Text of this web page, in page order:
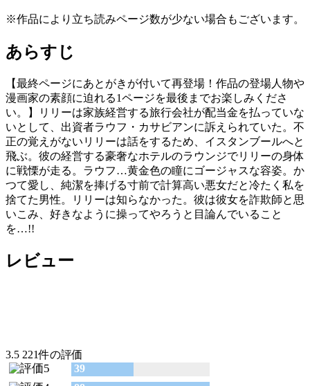
※作品により立ち読みページ数が少ない場合もございます。
あらすじ
【最終ページにあとがきが付いて再登場！作品の登場人物や
漫画家の素顔に迫れる1ページを最後までお楽しみくださ
い。】リリーは家族経営する旅行会社が配当金を払っていな
いとして、出資者ラウフ・カサビアンに訴えられていた。不
正の覚えがないリリーは話をするため、イスタンブールへと
飛ぶ。彼の経営する豪奢なホテルのラウンジでリリーの身体
に戦慄が走る。ラウフ…黄金色の瞳にゴージャスな容姿。か
つて愛し、純潔を捧げる寸前で計算高い悪女だと冷たく私を
捨てた男性。リリーは知らなかった。彼は彼女を詐欺師と思
いこみ、好きなように操ってやろうと目論んでいること
を…!!
レビュー
3.5 221件の評価
39